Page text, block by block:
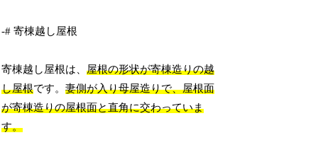
-# 寄棟越し屋根
寄棟越し屋根は、屋根の形状が寄棟造りの越
し屋根です。妻側が入り母屋造りで、屋根面
が寄棟造りの屋根面と直角に交わっていま
す。